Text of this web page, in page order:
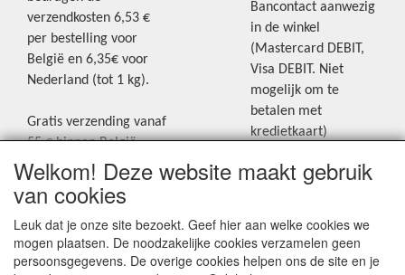
verzendkosten 6,53 €
per bestelling voor
België en 6,35€ voor
Nederland (tot 1 kg).
Gratis verzending vanaf
55 € binnen België.
Gratis verzending vanaf
65 € naar Nederland.
Levering andere
landen: geen gratis
verzending, portkosten
worden aangerekend.
Bancontact aanwezig
in de winkel
(Mastercard DEBIT,
Visa DEBIT. Niet
mogelijk om te
betalen met
kredietkaart)
Blijf op de hoogte van de laatste
onze Facebookpagina.
Welkom! Deze website maakt gebruik
van cookies
Leuk dat je onze site bezoekt. Geef hier aan welke cookies we
mogen plaatsen. De noodzakelijke cookies verzamelen geen
persoonsgegevens. De overige cookies helpen ons de site en je